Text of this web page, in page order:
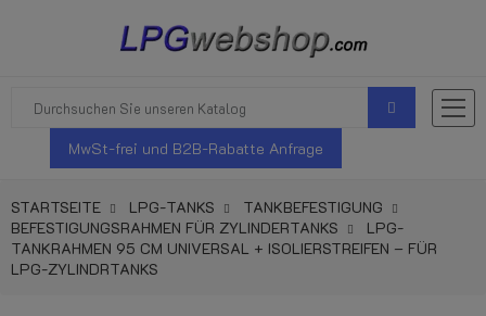
MwSt-frei und B2B-Rabatte Anfrage
STARTSEITE LPG-TANKS
TANKBEFESTIGUNG
BEFESTIGUNGSRAHMEN FÜR ZYLINDERTANKS
LPG-
TANKRAHMEN 95 CM UNIVERSAL + ISOLIERSTREIFEN – FÜR
LPG-ZYLINDRTANKS